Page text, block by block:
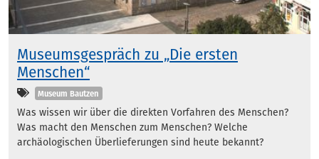
Museumsgespräch zu „Die ersten
Menschen“
Kategorien
Museum Bautzen
Was wissen wir über die direkten Vorfahren des Menschen?
Was macht den Menschen zum Menschen? Welche
archäologischen Überlieferungen sind heute bekannt?